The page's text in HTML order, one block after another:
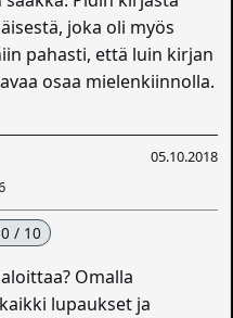
joka oli myös
pahasti, että luin kirjan
osaa mielenkiinnolla.
05.10.2018
/ 10
Omalla
lupaukset ja